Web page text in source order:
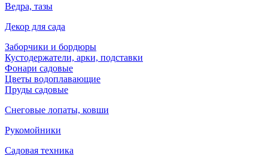
Ведра, тазы
Декор для сада
Заборчики и бордюры
Кустодержатели, арки, подставки
Фонари садовые
Цветы водоплавающие
Пруды садовые
Снеговые лопаты, ковши
Рукомойники
Садовая техника